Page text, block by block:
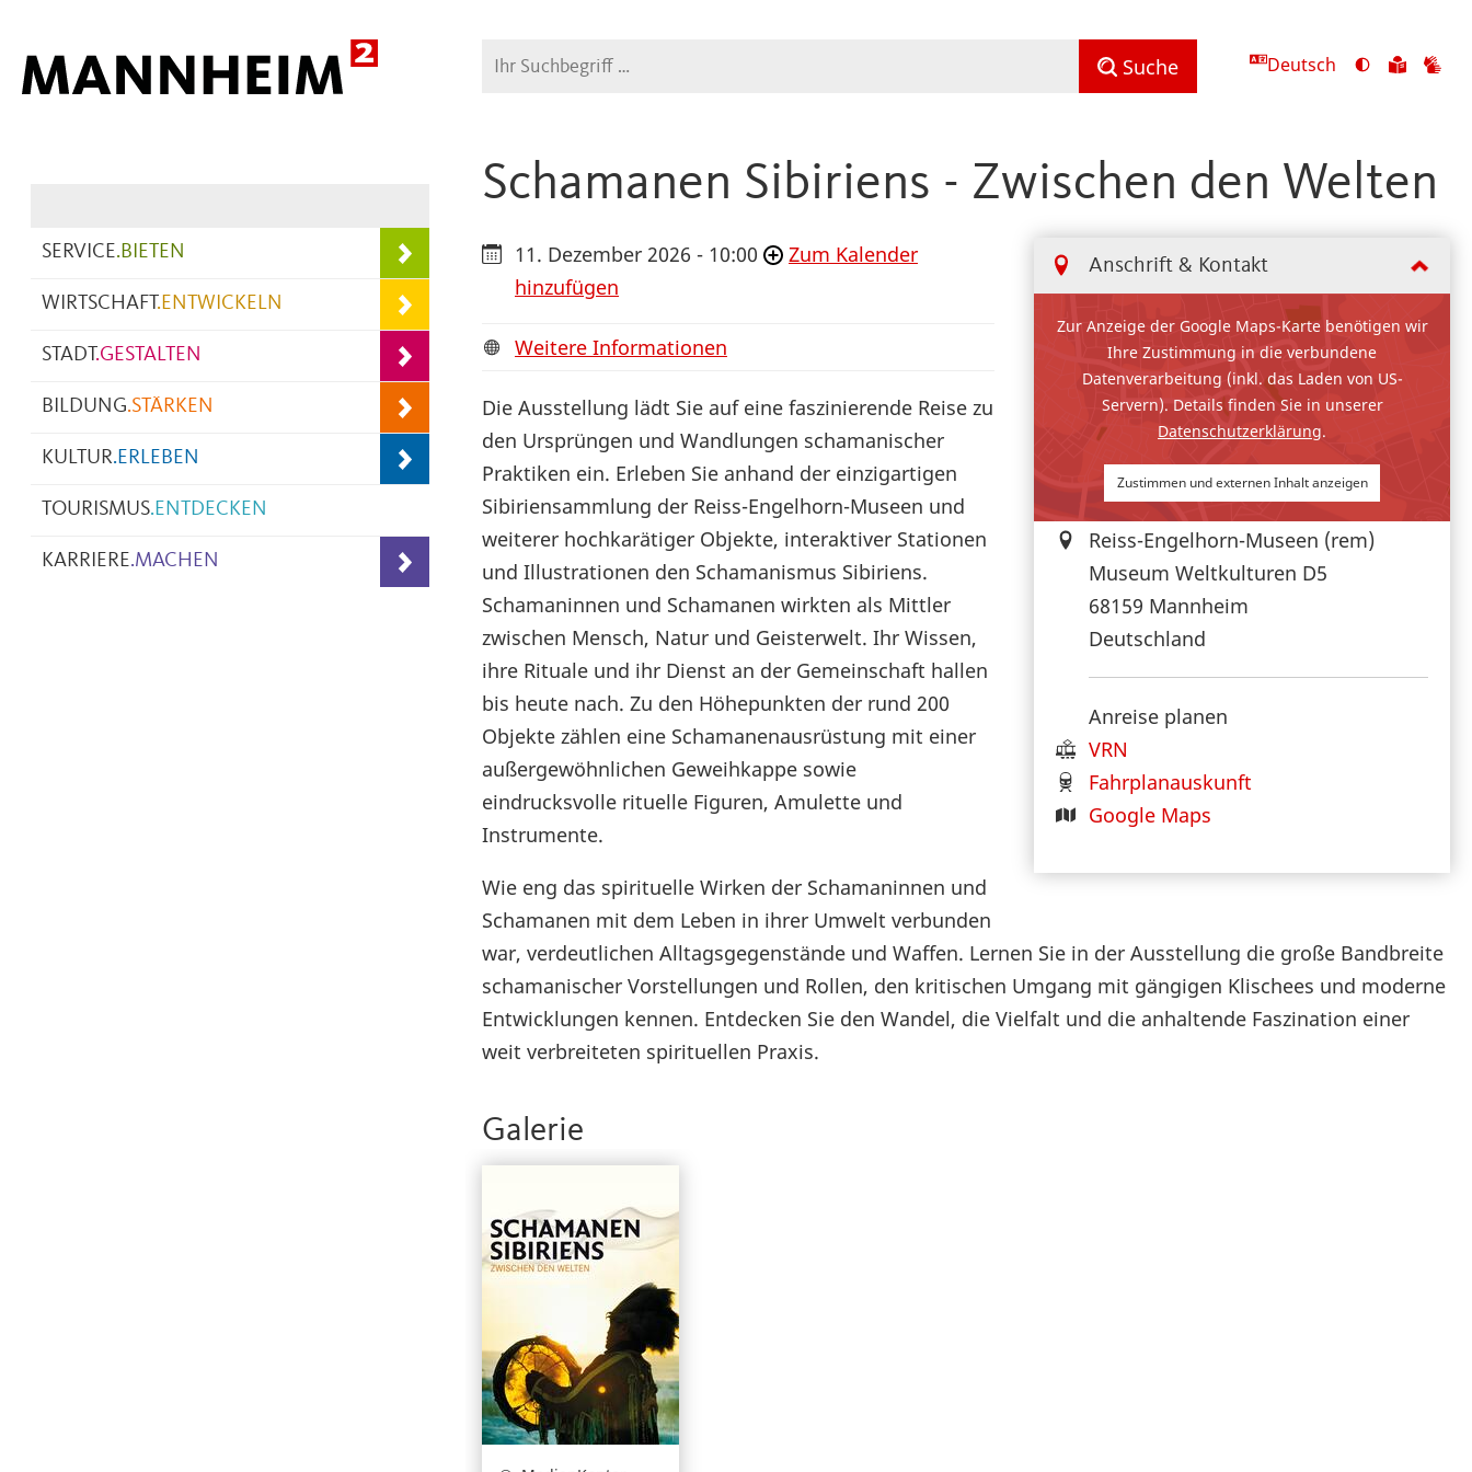
Suche Suche Deutsch
Ansicht
umschalten
Zu
leichter
SERVICE.BIETEN
WIRTSCHAFT.ENTWICKELN
STADT.GESTALTEN
BILDUNG.STÄRKEN
KULTUR.ERLEBEN
TOURISMUS.ENTDECKEN
KARRIERE.MACHEN
Schamanen Sibiriens - Zwischen den Welten
Anschrift & Kontakt
Zur Anzeige der Google Maps-Karte benötigen wir
Ihre Zustimmung in die verbundene
Datenverarbeitung (inkl. das Laden von US-
Servern). Details finden Sie in unserer
Datenschutzerklärung.
Zustimmen und externen Inhalt anzeigen
Reiss-Engelhorn-Museen (rem)
Museum Weltkulturen D5
68159 Mannheim
Deutschland
Anreise planen
VRN
Fahrplanauskunft
Google Maps
11. Dezember 2026 - 10:00
Zum Kalender
hinzufügen
Weitere Informationen
Die Ausstellung lädt Sie auf eine faszinierende Reise zu
den Ursprüngen und Wandlungen schamanischer
Praktiken ein. Erleben Sie anhand der einzigartigen
Sibiriensammlung der Reiss-Engelhorn-Museen und
weiterer hochkarätiger Objekte, interaktiver Stationen
und Illustrationen den Schamanismus Sibiriens.
Schamaninnen und Schamanen wirkten als Mittler
zwischen Mensch, Natur und Geisterwelt. Ihr Wissen,
ihre Rituale und ihr Dienst an der Gemeinschaft hallen
bis heute nach. Zu den Höhepunkten der rund 200
Objekte zählen eine Schamanenausrüstung mit einer
außergewöhnlichen Geweihkappe sowie
eindrucksvolle rituelle Figuren, Amulette und
Instrumente.
Wie eng das spirituelle Wirken der Schamaninnen und
Schamanen mit dem Leben in ihrer Umwelt verbunden
war, verdeutlichen Alltagsgegenstände und Waffen. Lernen Sie in der Ausstellung die große Bandbreite
schamanischer Vorstellungen und Rollen, den kritischen Umgang mit gängigen Klischees und moderne
Entwicklungen kennen. Entdecken Sie den Wandel, die Vielfalt und die anhaltende Faszination einer
weit verbreiteten spirituellen Praxis.
Galerie